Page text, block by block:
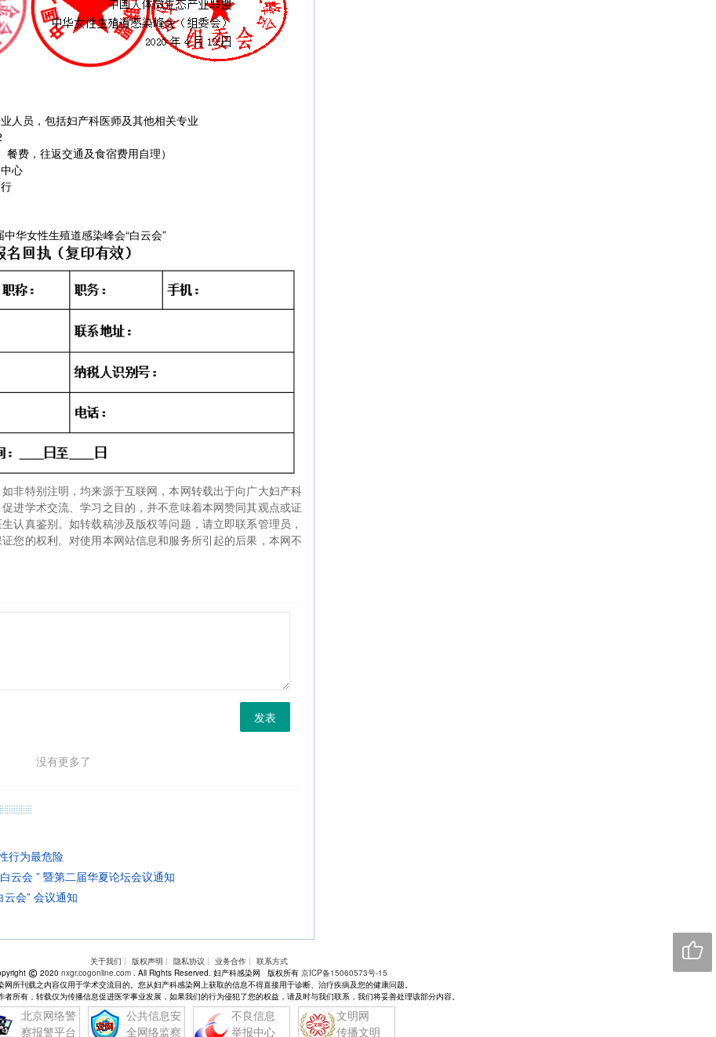
人员，包括妇产科医师及其他相关专业
费，往返交通及食宿费用自理）
心
中华女性生殖道感染峰会“白云会”
非特别注明，均来源于互联网，本网转载出于向广大妇产科
进学术交流、学习之目的，并不意味着本网赞同其观点或证
认真鉴别。如转载稿涉及版权等问题，请立即联系管理员，
您的权利。对使用本网站信息和服务所引起的后果，本网不
发表
没有更多了
行为最危险
云会 ” 暨第二届华夏论坛会议通知
会” 会议通知
关于我们 ┊ 版权声明 ┊ 隐私协议 ┊ 业务合作 ┊ 联系方式
2020 nxgr.cogonline.com . All Rights Reserved. 妇产科感染网 版权所有 京ICP备15060573号-15
网所刊载之内容仅用于学术交流目的。您从妇产科感染网上获取的信息不得直接用于诊断、治疗疾病及您的健康问题。
者所有，转载仅为传播信息促进医学事业发展，如果我们的行为侵犯了您的权益，请及时与我们联系，我们将妥善处理该部分内容。
北京网络警
察报警平台
公共信息安
全网络监察
不良信息
举报中心
文明网
传播文明
